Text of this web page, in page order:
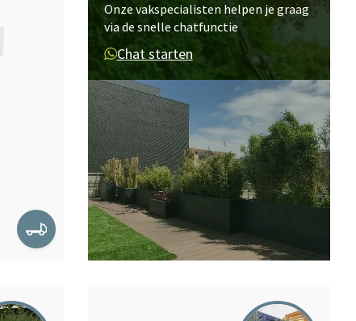
Onze vakspecialisten helpen je graag
via de snelle chatfunctie
Chat starten